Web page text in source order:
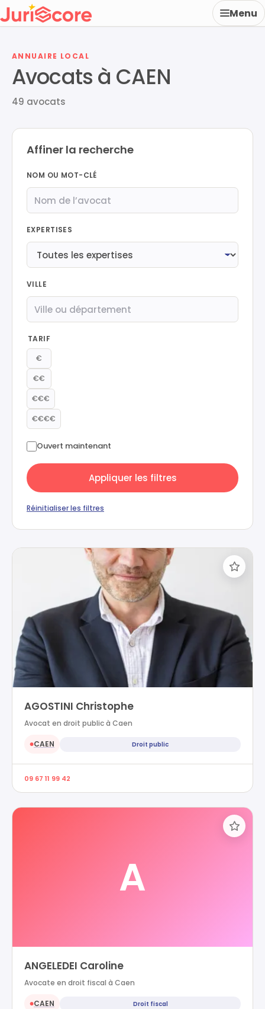
Menu
ANNUAIRE LOCAL
Avocats à CAEN
49 avocats
Affiner la recherche
NOM OU MOT-CLÉ
EXPERTISES
VILLE
TARIF
€
€€
€€€
€€€€
Ouvert maintenant
Appliquer les filtres
Réinitialiser les filtres
AGOSTINI Christophe
Avocat en droit public à Caen
●CAEN Droit public
09 67 11 99 42
A
ANGELEDEI Caroline
Avocate en droit fiscal à Caen
●CAEN Droit fiscal